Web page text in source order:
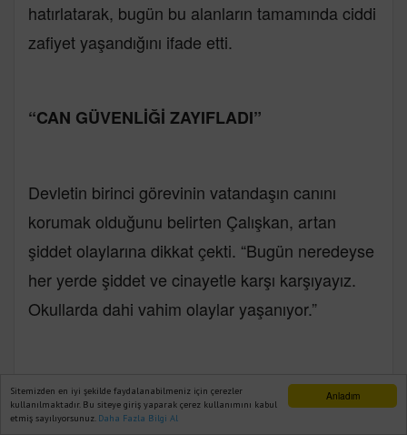
Anladım
Sitemizden en iyi şekilde faydalanabilmeniz için çerezler
kullanılmaktadır. Bu siteye giriş yaparak çerez kullanımını kabul
etmiş sayılıyorsunuz. Daha Fazla Bilgi Al
hatırlatarak, bugün bu alanların tamamında ciddi
zafiyet yaşandığını ifade etti.
“CAN GÜVENLİĞİ ZAYIFLADI”
Devletin birinci görevinin vatandaşın canını
korumak olduğunu belirten Çalışkan, artan
şiddet olaylarına dikkat çekti. “Bugün neredeyse
her yerde şiddet ve cinayetle karşı karşıyayız.
Okullarda dahi vahim olaylar yaşanıyor.”
“MİLLETİN PARASI DOĞRU
KULLANILMIYOR”
Ana Sayfa Web TV